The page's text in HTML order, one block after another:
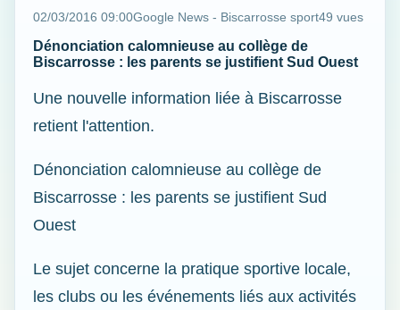
02/03/2016 09:00Google News - Biscarrosse sport49 vues
Dénonciation calomnieuse au collège de
Biscarrosse : les parents se justifient Sud Ouest
Une nouvelle information liée à Biscarrosse
retient l'attention.
Dénonciation calomnieuse au collège de
Biscarrosse : les parents se justifient Sud
Ouest
Le sujet concerne la pratique sportive locale,
les clubs ou les événements liés aux activités